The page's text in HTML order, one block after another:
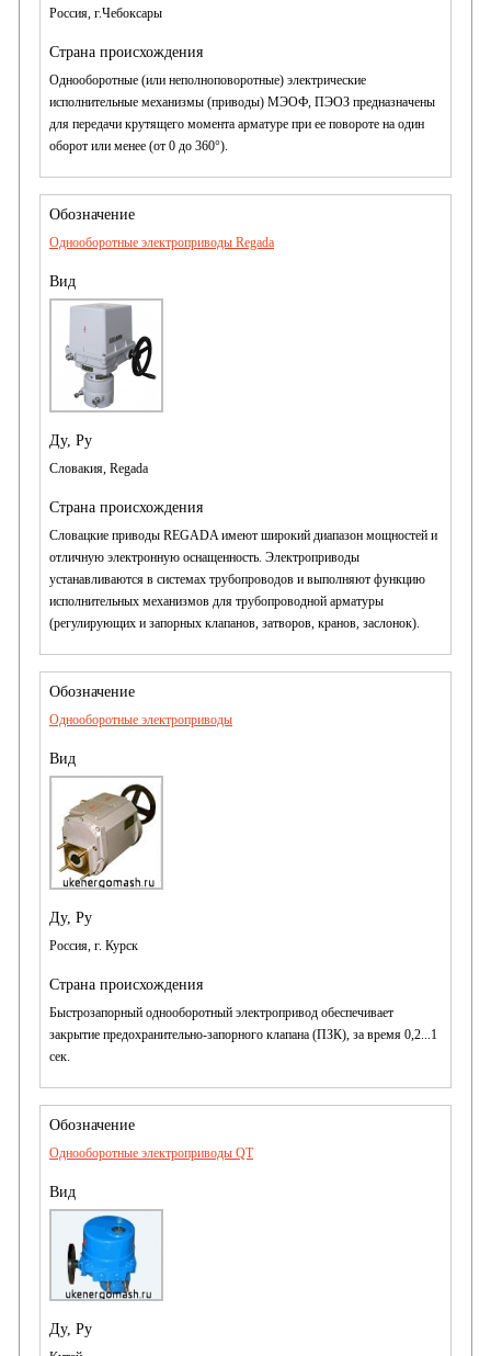
Россия, г.Чебоксары
Однооборотные (или неполноповоротные) электрические
исполнительные механизмы (приводы) МЭОФ, ПЭОЗ предназначены
для передачи крутящего момента арматуре при ее повороте на один
оборот или менее (от 0 до 360°).
Однооборотные электроприводы Regada
Словакия, Regada
Словацкие приводы REGADA имеют широкий диапазон мощностей и
отличную электронную оснащенность. Электроприводы
устанавливаются в системах трубопроводов и выполняют функцию
исполнительных механизмов для трубопроводной арматуры
(регулирующих и запорных клапанов, затворов, кранов, заслонок).
Однооборотные электроприводы
Россия, г. Курск
Быстрозапорный однооборотный электропривод обеспечивает
закрытие предохранительно-запорного клапана (ПЗК), за время 0,2...1
сек.
Однооборотные электроприводы QT